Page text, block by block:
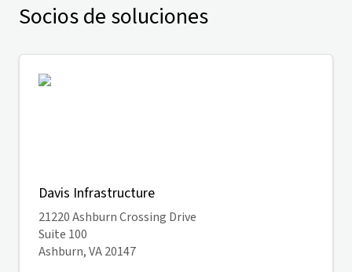
Socios de soluciones
Davis Infrastructure
21220 Ashburn Crossing Drive
Suite 100
Ashburn, VA 20147